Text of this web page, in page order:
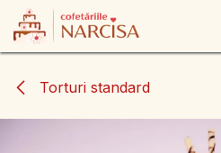
Sari la conținut
Torturi standard